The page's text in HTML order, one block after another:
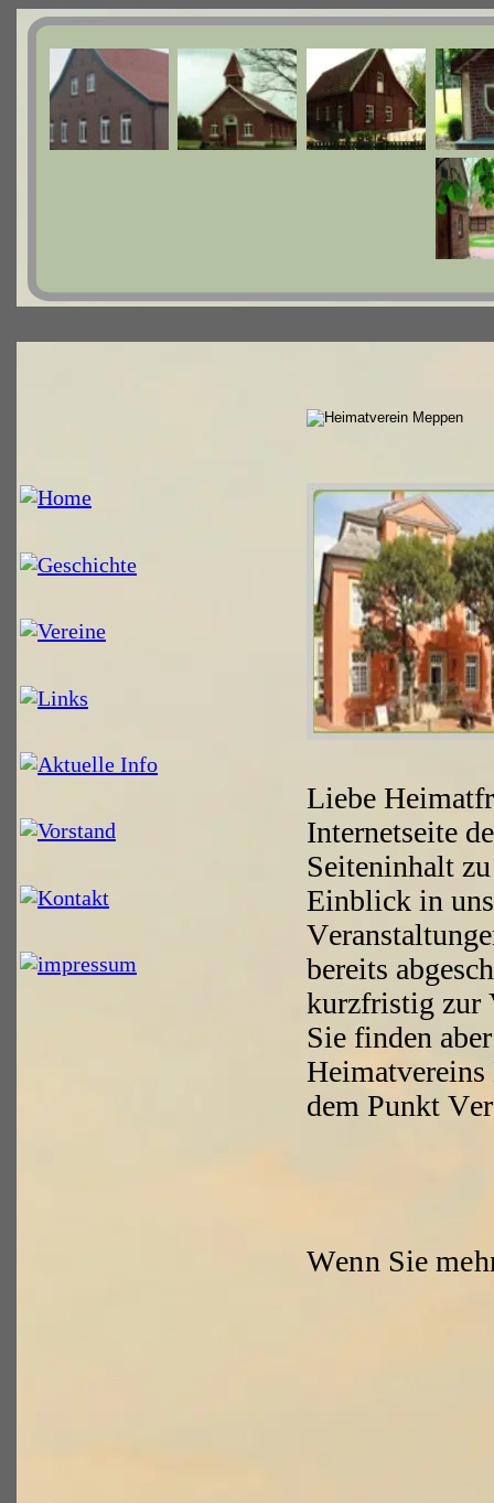
Liebe
Internetseite
Seiteninhalt
Einblick in
bereits
kurzfristig zur
Sie finden
dem Punkt
Wenn Sie